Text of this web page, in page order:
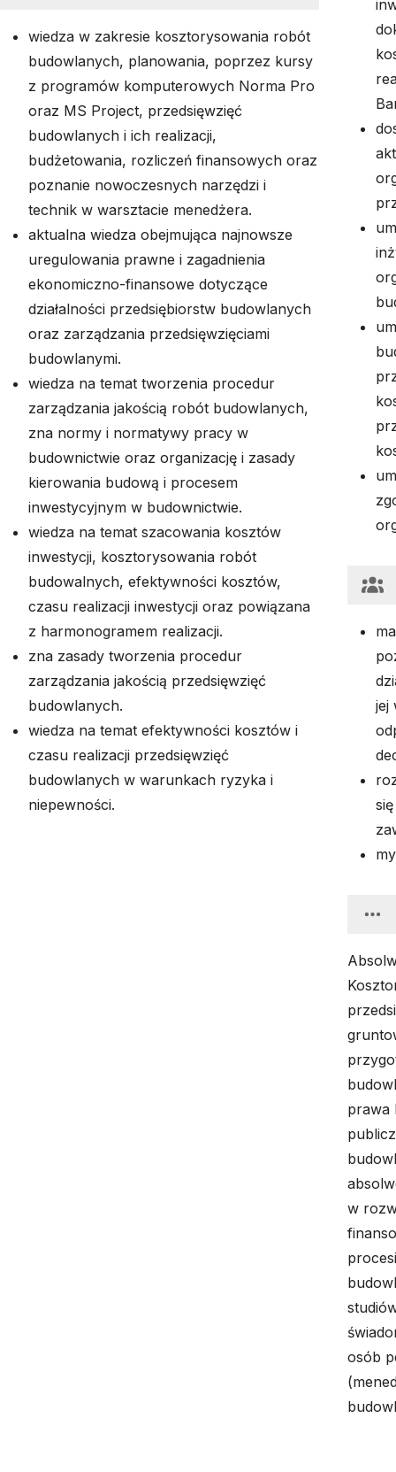
wiedza w zakresie kosztorysowania robót
budowlanych, planowania, poprzez kursy
z programów komputerowych Norma Pro
oraz MS Project, przedsięwzięć
budowlanych i ich realizacji,
budżetowania, rozliczeń finansowych oraz
poznanie nowoczesnych narzędzi i
technik w warsztacie menedżera.
aktualna wiedza obejmująca najnowsze
uregulowania prawne i zagadnienia
ekonomiczno-finansowe dotyczące
działalności przedsiębiorstw budowlanych
oraz zarządzania przedsięwzięciami
budowlanymi.
wiedza na temat tworzenia procedur
zarządzania jakością robót budowlanych,
zna normy i normatywy pracy w
budownictwie oraz organizację i zasady
kierowania budową i procesem
inwestycyjnym w budownictwie.
wiedza na temat szacowania kosztów
inwestycji, kosztorysowania robót
budowalnych, efektywności kosztów,
czasu realizacji inwestycji oraz powiązana
z harmonogramem realizacji.
zna zasady tworzenia procedur
zarządzania jakością przedsięwzięć
budowlanych.
wiedza na temat efektywności kosztów i
czasu realizacji przedsięwzięć
budowlanych w warunkach ryzyka i
niepewności.
jej
prawa
w
osób